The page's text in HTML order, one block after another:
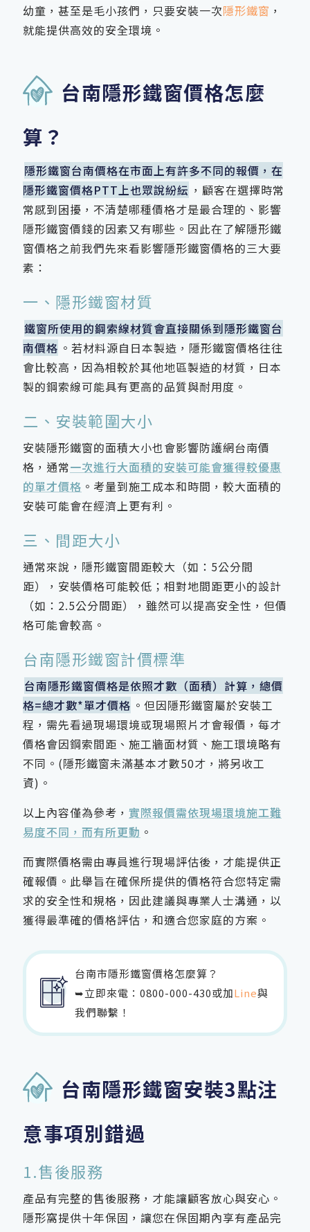
幼童，甚至是毛小孩們，只要安裝一次隱形鐵窗 ，
就能提供高效的安全環境。
台南隱形鐵窗價格怎麼
算？
隱形鐵窗台南價格在市面上有許多不同的報價，在
隱形鐵窗價格PTT上也眾說紛紜 ，顧客在選擇時常
常感到困擾，不清楚哪種價格才是最合理的、影響
隱形鐵窗價錢的因素又有哪些。因此在了解隱形鐵
窗價格之前我們先來看影響隱形鐵窗價格的三大要
素：
一、隱形鐵窗材質
鐵窗所使用的鋼索線材質會直接關係到隱形鐵窗台
南價格 。若材料源自日本製造，隱形鐵窗價格往往
會比較高，因為相較於其他地區製造的材質，日本
製的鋼索線可能具有更高的品質與耐用度。
二、安裝範圍大小
安裝隱形鐵窗的面積大小也會影響防護網台南價
格，通常一次進行大面積的安裝可能會獲得較優惠
的單才價格 。考量到施工成本和時間，較大面積的
安裝可能會在經濟上更有利。
三、間距大小
通常來說，隱形鐵窗間距較大（如：5公分間
距），安裝價格可能較低；相對地間距更小的設計
（如：2.5公分間距），雖然可以提高安全性，但價
格可能會較高。
台南隱形鐵窗計價標準
台南隱形鐵窗價格是依照才數（面積）計算，總價
格=總才數*單才價格 。但因隱形鐵窗屬於安裝工
程，需先看過現場環境或現場照片才會報價，每才
價格會因鋼索間距、施工牆面材質、施工環境略有
不同。(隱形鐵窗未滿基本才數50才，將另收工
資)。
以上內容僅為參考， 實際報價需依現場環境施工難
易度不同，而有所更動 。
而實際價格需由專員進行現場評估後，才能提供正
確報價。此舉旨在確保所提供的價格符合您特定需
求的安全性和規格，因此建議與專業人士溝通，以
獲得最準確的價格評估，和適合您家庭的方案。
台南市隱形鐵窗價格怎麼算？
➥立即來電： 0800-000-430或加Line與
我們聯繫！
台南隱形鐵窗安裝3點注
意事項別錯過
1.售後服務
產品有完整的售後服務，才能讓顧客放心與安心。
隱形窩提供十年保固，讓您在保固期內享有產品完